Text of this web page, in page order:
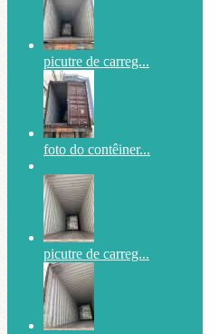
picutre de carreg...
foto do contêiner...
picutre de carreg...